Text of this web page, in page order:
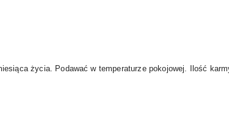
życia. Podawać w temperaturze pokojowej. Ilość